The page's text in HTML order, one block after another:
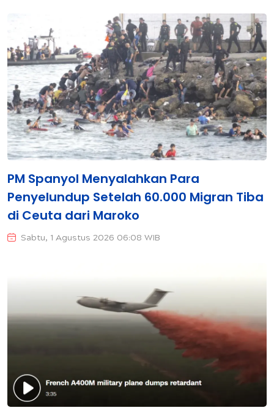
PM Spanyol Menyalahkan Para
Penyelundup Setelah 60.000 Migran Tiba
di Ceuta dari Maroko
Sabtu, 1 Agustus 2026 06:08 WIB